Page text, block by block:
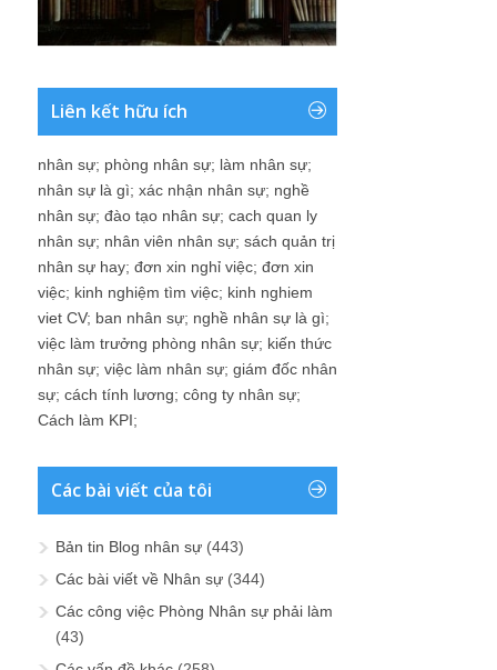
Liên kết hữu ích
nhân sự; phòng nhân sự; làm nhân sự;
nhân sự là gì; xác nhận nhân sự; nghề
nhân sự; đào tạo nhân sự; cach quan ly
nhân sự; nhân viên nhân sự; sách quản trị
nhân sự hay; đơn xin nghỉ việc; đơn xin
việc; kinh nghiệm tìm việc; kinh nghiem
viet CV; ban nhân sự; nghề nhân sự là gì;
việc làm trưởng phòng nhân sự; kiến thức
nhân sự; việc làm nhân sự; giám đốc nhân
sự; cách tính lương; công ty nhân sự;
Cách làm KPI;
Các bài viết của tôi
Bản tin Blog nhân sự (443)
Các bài viết về Nhân sự (344)
Các công việc Phòng Nhân sự phải làm
(43)